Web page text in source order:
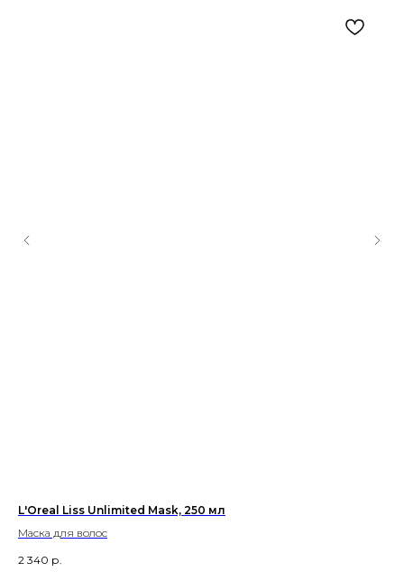
L'Oreal Liss Unlimited Mask, 250 мл
Маска для волос
2 340 р.